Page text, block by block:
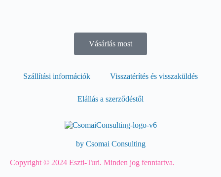
Vásárlás most
Szállítási információk Visszatérítés és visszaküldés
Elállás a szerződéstől
Copyright © 2024 Eszti-Turi. Minden jog fenntartva.
by Csomai Consulting